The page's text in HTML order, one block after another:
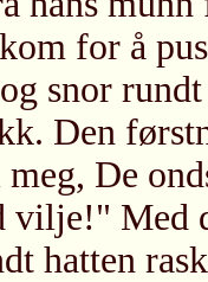
for å
snor
Den
De
vilje!" Med
hatten